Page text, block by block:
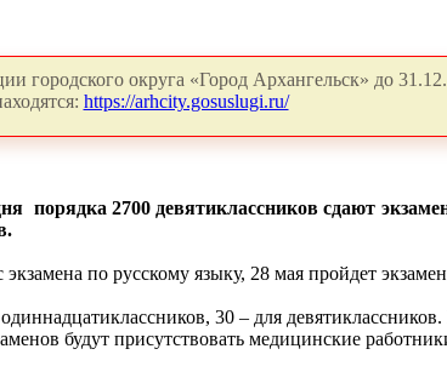
городского округа «Город Архангельск» до
https://arhcity.gosuslugi.ru/
порядка 2700 девятиклассников сдают
по русскому языку, 28 мая пройдет
30 – для
будут присутствовать медицинские